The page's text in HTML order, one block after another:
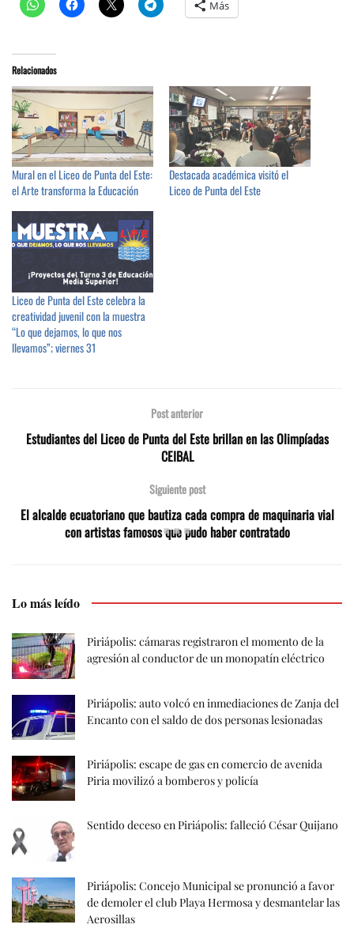
Más
Relacionados
Mural en el Liceo de Punta del Este:
el Arte transforma la Educación
Destacada académica visitó el
Liceo de Punta del Este
Liceo de Punta del Este celebra la
creatividad juvenil con la muestra
“Lo que dejamos, lo que nos
llevamos”; viernes 31
Post anterior
Estudiantes del Liceo de Punta del Este brillan en las Olimpíadas
CEIBAL
Siguiente post
El alcalde ecuatoriano que bautiza cada compra de maquinaria vial
con artistas famosos que pudo haber contratado
Lo más leído
Piriápolis: cámaras registraron el momento de la
agresión al conductor de un monopatín eléctrico
Piriápolis: auto volcó en inmediaciones de Zanja del
Encanto con el saldo de dos personas lesionadas
Piriápolis: escape de gas en comercio de avenida
Piria movilizó a bomberos y policía
Sentido deceso en Piriápolis: falleció César Quijano
Piriápolis: Concejo Municipal se pronunció a favor
de demoler el club Playa Hermosa y desmantelar las
Aerosillas